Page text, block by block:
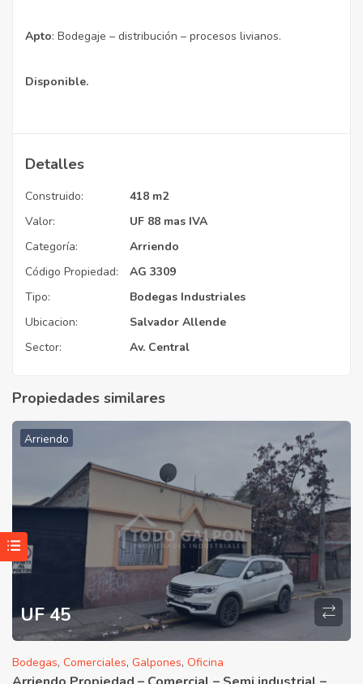
Apto: Bodegaje – distribución – procesos livianos.
Disponible.
Detalles
Construido:
418 m2
Valor:
UF 88 mas IVA
Categoría:
Arriendo
Código Propiedad:
AG 3309
Tipo:
Bodegas Industriales
Ubicacion:
Salvador Allende
Sector:
Av. Central
Propiedades similares
Arriendo
UF 45
Bodegas, Comerciales, Galpones, Oficina